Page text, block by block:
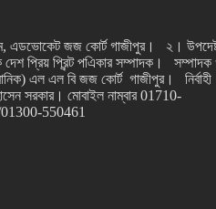
এডভোকেট জজ কোর্ট গাজীপুর। ২।
দেশ প্রিয় প্রিন্ট পএিকার সম্পাদক।
এল এল বি জজ কোর্ট গাজীপুর। নির্বাহী
সরকার। মোবাইল নাম্বার 01710-
550461